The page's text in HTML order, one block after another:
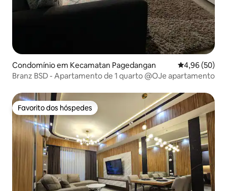
Condomínio em Kecamatan Pagedangan Classificação
4,96 (50)
Branz BSD - Apartamento de 1 quarto @OJe apartamento
Favorito dos hóspedes
Favorito dos hóspedes